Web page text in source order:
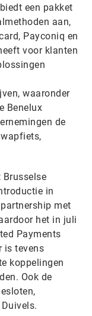
een pakket
aan,
Payconiq en
voor klanten
waaronder
Benelux
de
Brusselse
in
met
het in juli
Payments
is tevens
koppelingen
Ook de